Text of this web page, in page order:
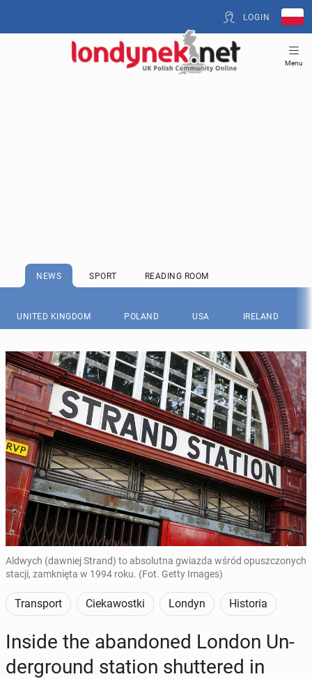
LOGIN
Menu
NEWS SPORT READING ROOM
UNITED KINGDOM POLAND USA IRELAND
Aldwych (dawniej Strand) to absolutna gwiazda wśród opuszczonych
stacji, zamknięta w 1994 roku. (Fot. Getty Images)
Transport Ciekawostki Londyn Historia
Inside the aban­doned London Un­
der­ground station shut­tered in